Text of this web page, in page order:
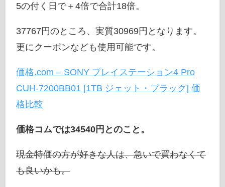
5の付く日で＋4倍で合計18倍。
37767円のところ、実質30969円となります。
更にクーポンなども使用可能です。
価格.com – SONY プレイステーション4 Pro
CUH-7200BB01 [1TB ジェット・ブラック] 価
格比較
価格コムでは34540円とのこと。
現金特価の方が好きな人は、急いで買わなくて
も良いかも。